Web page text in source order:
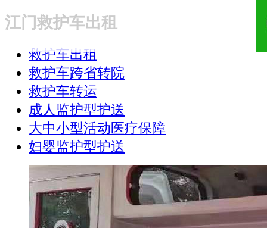
18321810781
江门救护车出租
救护车出租
救护车跨省转院
救护车转运
成人监护型护送
大中小型活动医疗保障
妇婴监护型护送